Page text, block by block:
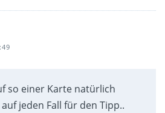
so einer Karte natürlich
jeden Fall für den Tipp..